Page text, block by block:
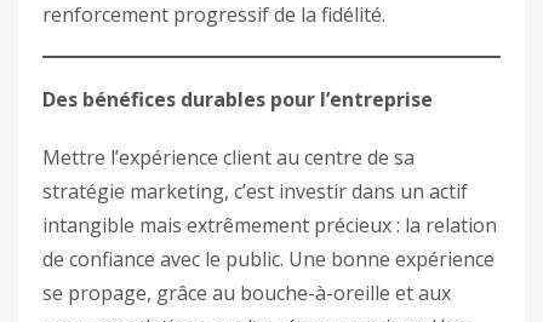
renforcement progressif de la fidélité.
Des bénéfices durables pour l’entreprise
Mettre l’expérience client au centre de sa
stratégie marketing, c’est investir dans un actif
intangible mais extrêmement précieux : la relation
de confiance avec le public. Une bonne expérience
se propage, grâce au bouche-à-oreille et aux